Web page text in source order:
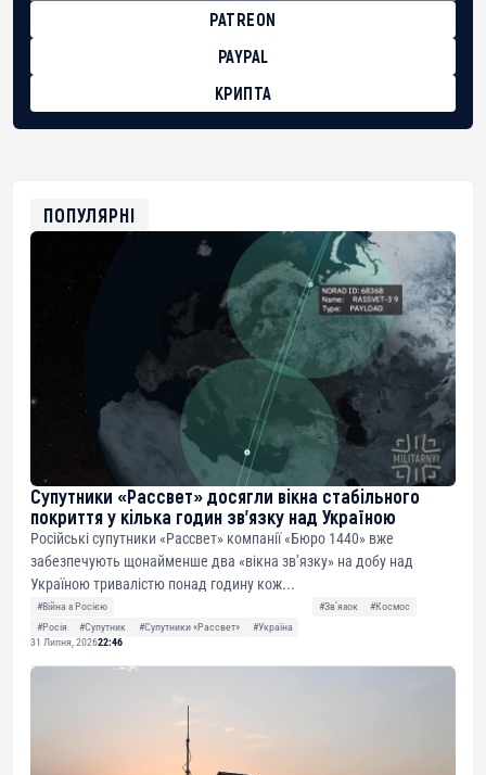
PATREON
PAYPAL
КРИПТА
0xfD02863D3289416fcF50975c9DFda13623f97758
ПОПУЛЯРНІ
Супутники «Рассвет» досягли вікна стабільного
покриття у кілька годин зв’язку над Україною
Російські супутники «Рассвет» компанії «Бюро 1440» вже
забезпечують щонайменше два «вікна зв’язку» на добу над
Україною тривалістю понад годину кож...
#Війна з Росією #Звʼязок
#Космос
#Росія
#Супутник #Супутники «Рассвет»
#Україна
31 Липня, 202622:46